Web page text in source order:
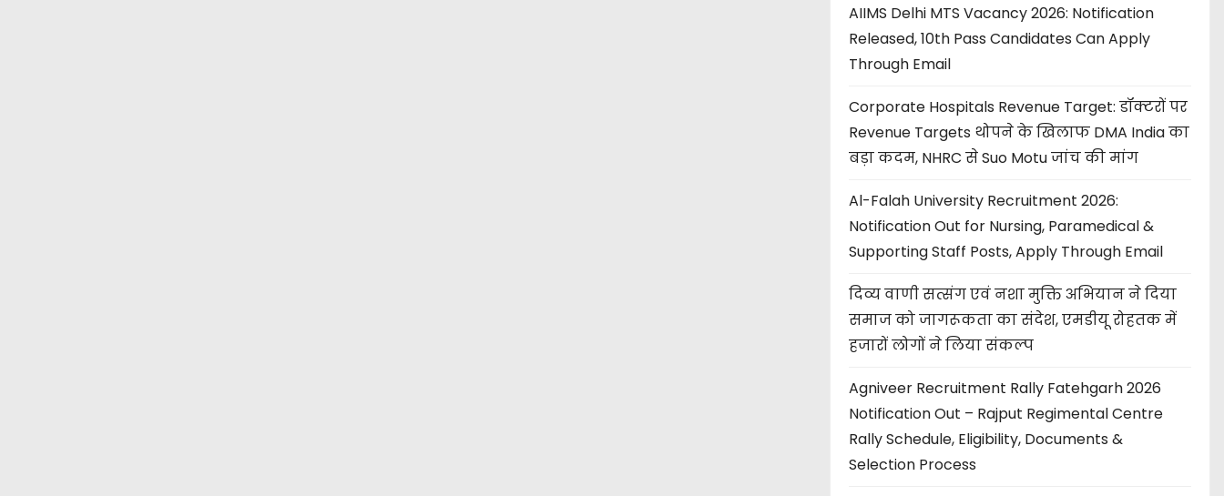
AIIMS Delhi MTS Vacancy 2026: Notification
Released, 10th Pass Candidates Can Apply
Through Email
Corporate Hospitals Revenue Target: डॉक्टरों पर
Revenue Targets थोपने के खिलाफ DMA India का
बड़ा कदम, NHRC से Suo Motu जांच की मांग
Al-Falah University Recruitment 2026:
Notification Out for Nursing, Paramedical &
Supporting Staff Posts, Apply Through Email
दिव्य वाणी सत्संग एवं नशा मुक्ति अभियान ने दिया
समाज को जागरूकता का संदेश, एमडीयू रोहतक में
हजारों लोगों ने लिया संकल्प
Agniveer Recruitment Rally Fatehgarh 2026
Notification Out – Rajput Regimental Centre
Rally Schedule, Eligibility, Documents &
Selection Process